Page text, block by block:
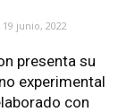
19 junio, 2022
presenta su
experimental
con